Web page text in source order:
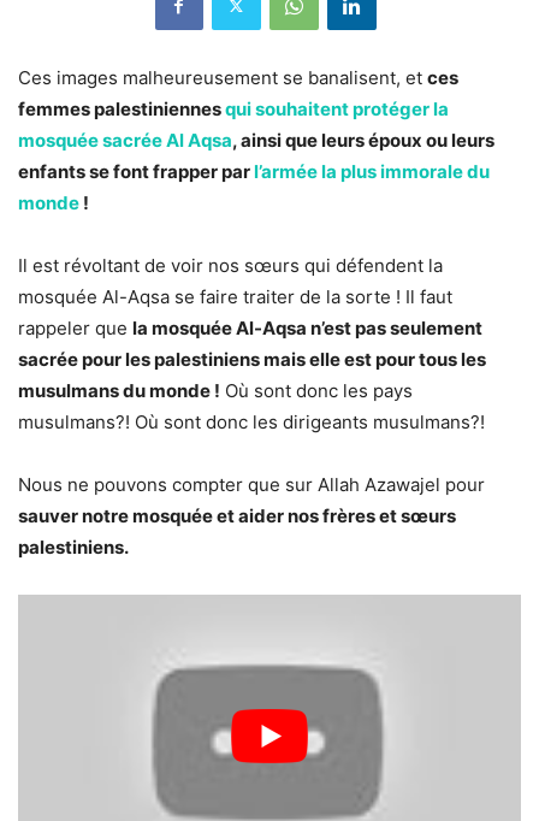
Ces images malheureusement se banalisent, et ces
femmes palestiniennesqui souhaitent protéger la
mosquée sacrée Al Aqsa, ainsi que leurs époux ou leurs
enfants se font frapper parl’armée la plus immorale du
monde !
Il est révoltant de voir nos sœurs qui défendent la
mosquée Al-Aqsa se faire traiter de la sorte ! Il faut
rappeler que la mosquée Al-Aqsa n’est pas seulement
sacrée pour les palestiniens mais elle est pour tous les
musulmans du monde ! Où sont donc les pays
musulmans?! Où sont donc les dirigeants musulmans?!
Nous ne pouvons compter que sur Allah Azawajel pour
sauver notre mosquée et aider nos frères et sœurs
palestiniens.